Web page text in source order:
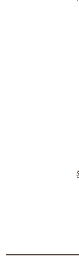
サング
【営
10:00
【
086-
【定
毎週火曜
【採
ハイパ